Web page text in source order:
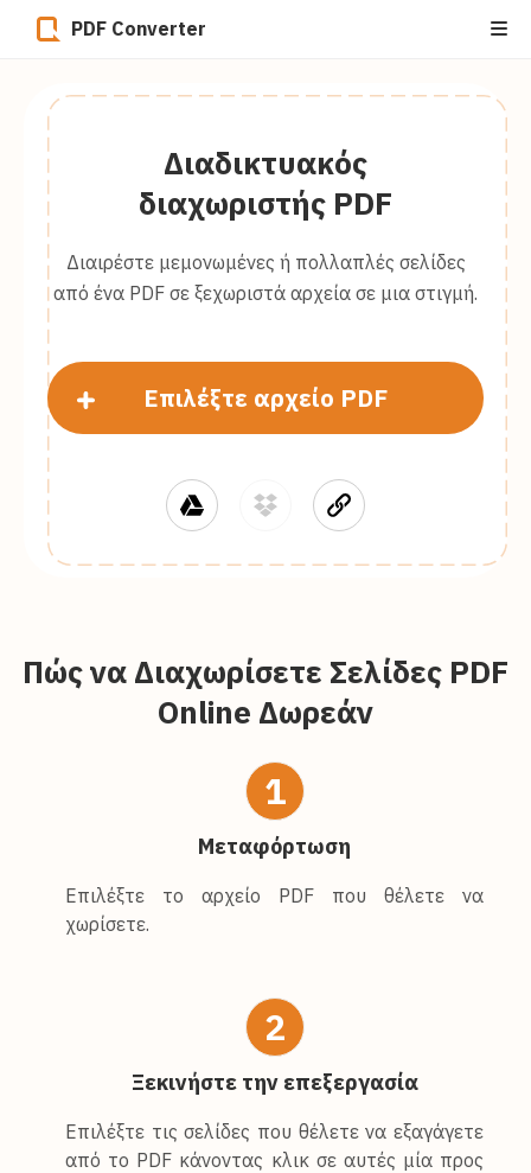
PDF Converter
Διαδικτυακός
διαχωριστής PDF
Διαιρέστε μεμονωμένες ή πολλαπλές σελίδες
από ένα PDF σε ξεχωριστά αρχεία σε μια στιγμή.
Επιλέξτε αρχείο PDF
Πώς να Διαχωρίσετε Σελίδες PDF
Online Δωρεάν
1
Μεταφόρτωση
Επιλέξτε το αρχείο PDF που θέλετε να
χωρίσετε.
2
Ξεκινήστε την επεξεργασία
Επιλέξτε τις σελίδες που θέλετε να εξαγάγετε
από το PDF κάνοντας κλικ σε αυτές μία προς